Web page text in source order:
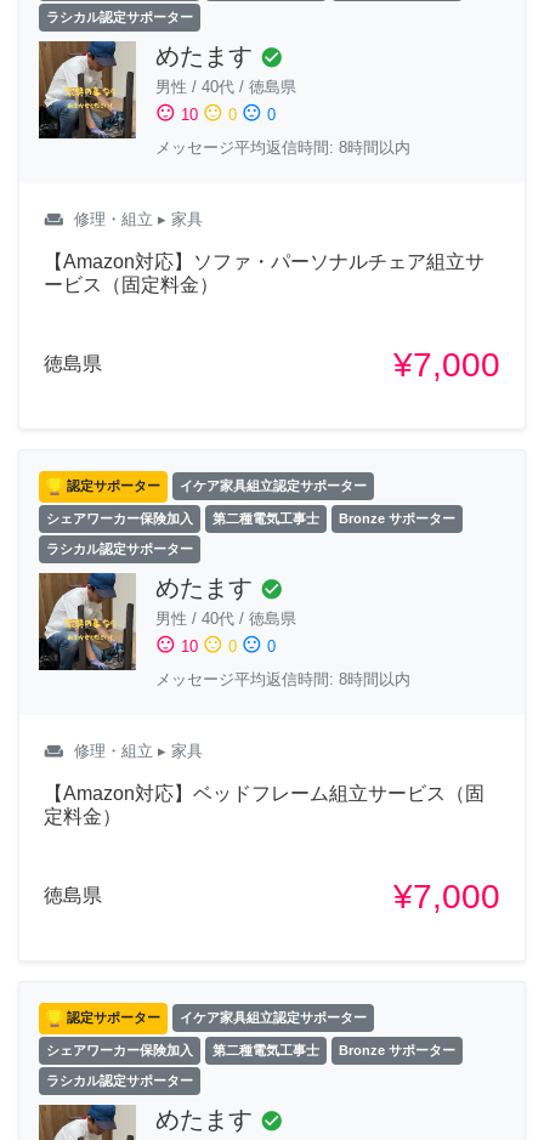
ラシカル認定サポーター
めたます check_circle
男性 / 40代 / 徳島県
sentiment_satisfied 10 sentiment_neutral 0 sentiment_dissatisfied 0
メッセージ平均返信時間: 8時間以内
weekend 修理・組立 ▸ 家具
【Amazon対応】ソファ・パーソナルチェア組立サ
ービス（固定料金）
徳島県 ¥7,000
認定サポーター イケア家具組立認定サポーター
シェアワーカー保険加入 第二種電気工事士 Bronze サポーター
ラシカル認定サポーター
めたます check_circle
男性 / 40代 / 徳島県
sentiment_satisfied 10 sentiment_neutral 0 sentiment_dissatisfied 0
メッセージ平均返信時間: 8時間以内
weekend 修理・組立 ▸ 家具
【Amazon対応】ベッドフレーム組立サービス（固
定料金）
徳島県 ¥7,000
認定サポーター イケア家具組立認定サポーター
シェアワーカー保険加入 第二種電気工事士 Bronze サポーター
ラシカル認定サポーター
めたます check_circle